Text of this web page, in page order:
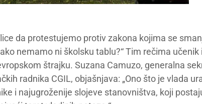
da protestujemo protiv zakona kojima se
nemamo ni školsku tablu?“ Tim rečima
štrajku. Suzana Camuzo, generalna
radnika CGIL, objašnjava: „Ono što je vlada
i najugroženije slojeve stanovništva, koji